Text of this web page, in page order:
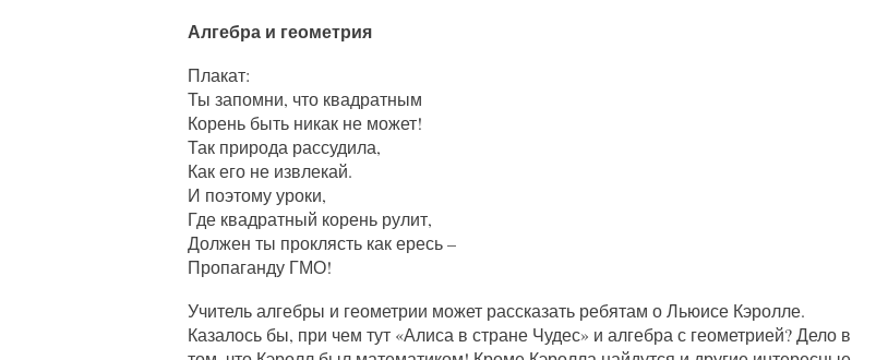
Алгебра и геометрия
Плакат:
Ты запомни, что квадратным
Корень быть никак не может!
Так природа рассудила,
Как его не извлекай.
И поэтому уроки,
Где квадратный корень рулит,
Должен ты проклясть как ересь –
Пропаганду ГМО!
Учитель алгебры и геометрии может рассказать ребятам о Льюисе Кэролле.
Казалось бы, при чем тут «Алиса в стране Чудес» и алгебра с геометрией? Дело в